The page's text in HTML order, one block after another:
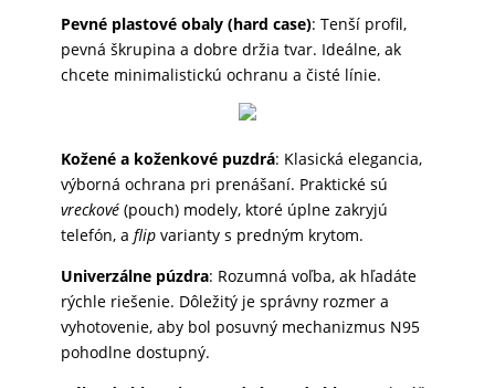
HODINKY
Pevné plastové obaly (hard case): Tenší profil,
pevná škrupina a dobre držia tvar. Ideálne, ak
chcete minimalistickú ochranu a čisté línie.
Kožené a koženkové puzdrá: Klasická elegancia,
výborná ochrana pri prenášaní. Praktické sú
vreckové(pouch) modely, ktoré úplne zakryjú
telefón, a flipvarianty s predným krytom.
Univerzálne púzdra: Rozumná voľba, ak hľadáte
rýchle riešenie. Dôležitý je správny rozmer a
vyhotovenie, aby bol posuvný mechanizmus N95
pohodlne dostupný.